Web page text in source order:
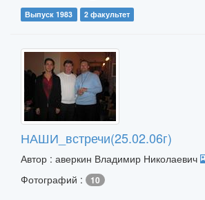
Выпуск 1983 2 факультет
НАШИ_встречи(25.02.06г)
Автор : аверкин Владимир Николаевич
Фотографий :
10